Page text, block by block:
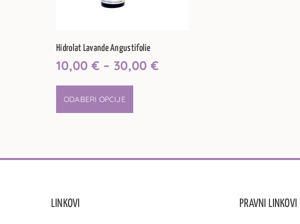
Hidrolat Lavande Angustifolie
10,00 € – 30,00 €
ODABERI OPCIJE
LINKOVI PRAVNI LINKOVI